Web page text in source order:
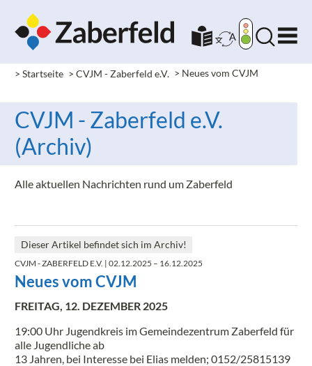
> Startseite > CVJM - Zaberfeld e.V. > Neues vom CVJM
CVJM - Zaberfeld e.V.
(Archiv)
Alle aktuellen Nachrichten rund um Zaberfeld
Dieser Artikel befindet sich im Archiv!
CVJM - ZABERFELD E.V. | 02.12.2025 – 16.12.2025
Neues vom CVJM
FREITAG, 12. DEZEMBER 2025
19:00 Uhr Jugendkreis im Gemeindezentrum Zaberfeld für
alle Jugendliche ab
13 Jahren, bei Interesse bei Elias melden; 0152/25815139